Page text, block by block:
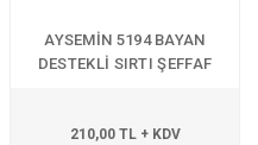
AYSEMİN 5194 BAYAN
DESTEKLİ SIRTI ŞEFFAF
210,00 TL + KDV